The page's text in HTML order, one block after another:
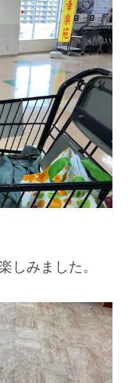
しみました。